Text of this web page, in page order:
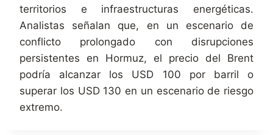
territorios e infraestructuras energéticas.
Analistas señalan que, en un escenario de
conflicto prolongado con disrupciones
persistentes en Hormuz, el precio del Brent
podría alcanzar los USD 100 por barril o
superar los USD 130 en un escenario de riesgo
extremo.